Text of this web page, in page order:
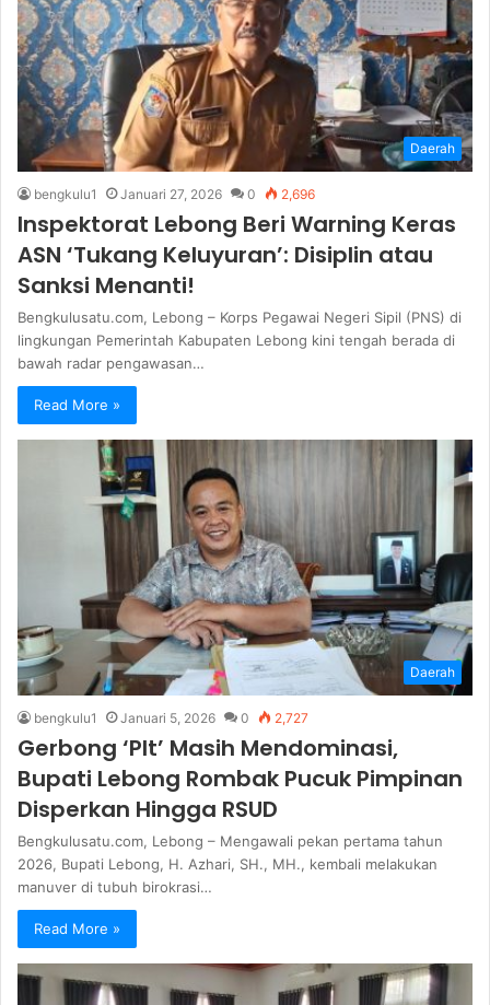
Daerah
bengkulu1 Januari 27, 2026 0 2,696
Inspektorat Lebong Beri Warning Keras
ASN ‘Tukang Keluyuran’: Disiplin atau
Sanksi Menanti!
Bengkulusatu.com, Lebong – Korps Pegawai Negeri Sipil (PNS) di
lingkungan Pemerintah Kabupaten Lebong kini tengah berada di
bawah radar pengawasan…
Read More »
Daerah
bengkulu1 Januari 5, 2026 0 2,727
Gerbong ‘Plt’ Masih Mendominasi,
Bupati Lebong Rombak Pucuk Pimpinan
Disperkan Hingga RSUD
Bengkulusatu.com, Lebong – Mengawali pekan pertama tahun
2026, Bupati Lebong, H. Azhari, SH., MH., kembali melakukan
manuver di tubuh birokrasi…
Read More »